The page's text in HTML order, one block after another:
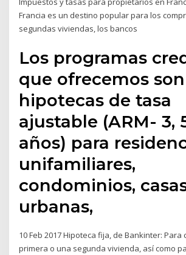
Francia es un destino popular para los
segundas viviendas, los bancos
Los programas
que ofrecemos son
hipotecas de tasa
ajustable (ARM- 3,
años) para
unifamiliares,
condominios,
urbanas,
10 Feb 2017 Hipoteca fija, de Bankinter: Para
primera o una segunda vivienda, así como